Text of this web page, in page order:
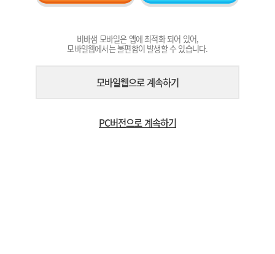
비바샘 모바일은 앱에 최적화 되어 있어,
모바일웹에서는 불편함이 발생할 수 있습니다.
모바일웹으로 계속하기
PC버전으로 계속하기